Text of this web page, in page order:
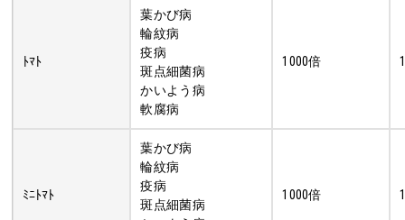
ﾄﾏﾄ
葉かび病
輪紋病
疫病
斑点細菌病
かいよう病
軟腐病
1000倍
ﾐﾆﾄﾏﾄ
葉かび病
輪紋病
疫病
斑点細菌病
1000倍